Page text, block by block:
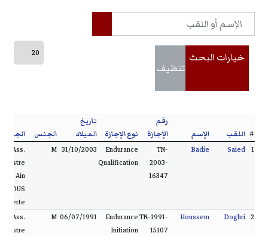
خيارات البحث
تنظيف
# اللقب الإسم
رقم
الإجازة
نوع الإجازة
تاريخ
الميلاد
الجنس
1
Saied
Badie
TN-
2003-
16347
Endurance
Qualification
31/10/2003
M
Ass.
Ain
Bizerte
2
Doghri
Houssem
TN-1991-
15107
Endurance
Initiation
06/07/1991
M
Ass.